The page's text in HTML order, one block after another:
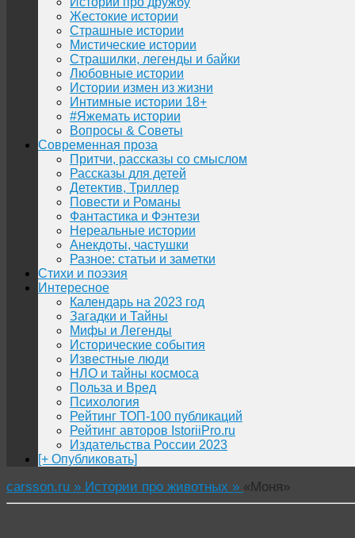
Жестокие истории
Страшные истории
Мистические истории
Страшилки, легенды и байки
Любовные истории
Истории измен из жизни
Интимные истории 18+
#Яжемать истории
Вопросы & Советы
Современная проза
Притчи, рассказы со смыслом
Рассказы для детей
Детектив, Триллер
Повести и Романы
Фантастика и Фэнтези
Нереальные истории
Анекдоты, частушки
Разное: статьи и заметки
Стихи и поэзия
Интересное
Календарь на 2023 год
Загадки и Тайны
Мифы и Легенды
Исторические события
Известные люди
НЛО и тайны космоса
Польза и Вред
Психология
Рейтинг ТОП-100 публикаций
Рейтинг авторов IstoriiPro.ru
Издательства России 2023
[+ Опубликовать]
carsson.ru » Истории про животных » «Моня»